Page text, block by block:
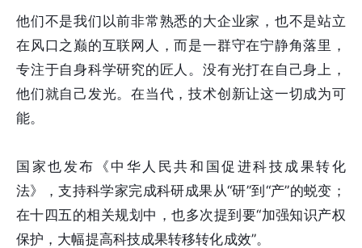
他们不是我们以前非常熟悉的大企业家，也不是站立
在风口之巅的互联网人，而是一群守在宁静角落里，
专注于自身科学研究的匠人。没有光打在自己身上，
他们就自己发光。在当代，技术创新让这一切成为可
能。
国家也发布《中华人民共和国促进科技成果转化
法》，支持科学家完成科研成果从“研”到“产”的蜕变；
在十四五的相关规划中，也多次提到要“加强知识产权
保护，大幅提高科技成果转移转化成效”。